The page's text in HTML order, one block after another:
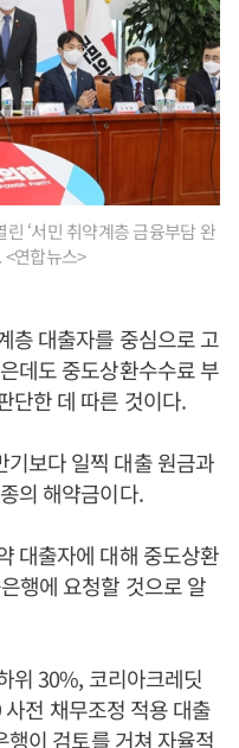
‘서민 취약계층 금융부담 완
<연합뉴스>
층 대출자를 중심으로 고
데도 중도상환수수료 부
단한 데 따른 것이다.
보다 일찍 대출 원금과
의 해약금이다.
대출자에 대해 중도상환
행에 요청할 것으로 알
위 30%, 코리아크레딧
전 채무조정 적용 대출
이 검토를 거쳐 자율적